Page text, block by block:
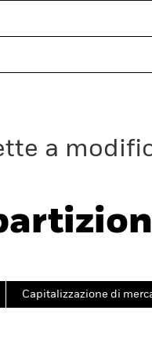
a
Capitalizzazione di